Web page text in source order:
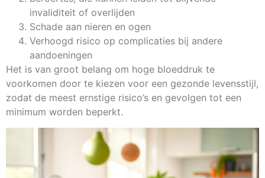
invaliditeit of overlijden
Schade aan nieren en ogen
Verhoogd risico op complicaties bij andere
aandoeningen
Het is van groot belang om hoge bloeddruk te
voorkomen door te kiezen voor een gezonde levensstijl,
zodat de meest ernstige risico’s en gevolgen tot een
minimum worden beperkt.